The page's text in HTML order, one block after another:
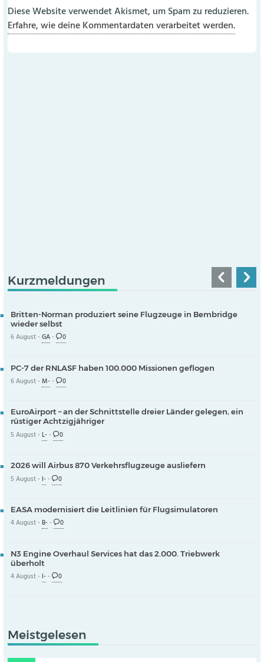
Diese Website verwendet Akismet, um Spam zu reduzieren.
Erfahre, wie deine Kommentardaten verarbeitet werden.
Kurzmeldungen
Britten-Norman produziert seine Flugzeuge in Bembridge
wieder selbst
6 August -GA- 0
PC-7 der RNLASF haben 100.000 Missionen geflogen
6 August -M-- 0
EuroAirport – an der Schnittstelle dreier Länder gelegen, ein
rüstiger Achtzigjähriger
5 August -L-- 0
2026 will Airbus 870 Verkehrsflugzeuge ausliefern
5 August - I-- 0
EASA modernisiert die Leitlinien für Flugsimulatoren
4 August -B-- 0
N3 Engine Overhaul Services hat das 2.000. Triebwerk
überholt
4 August - I-- 0
Meistgelesen